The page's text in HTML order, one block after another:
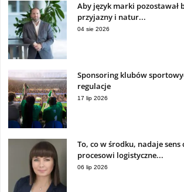
Aby język marki pozostawał
przyjazny i natur...
04 sie 2026
Sponsoring klubów
regulacje
17 lip 2026
To, co w środku, nadaje sens
procesowi logistyczne...
06 lip 2026